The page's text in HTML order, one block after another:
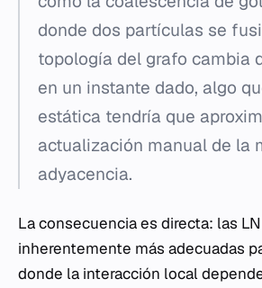
donde dos partículas se
topología del grafo cambia
en un instante dado, algo
estática tendría que
actualización manual de la
adyacencia.
La consecuencia es directa: las
inherentemente más adecuadas
donde la interacción local